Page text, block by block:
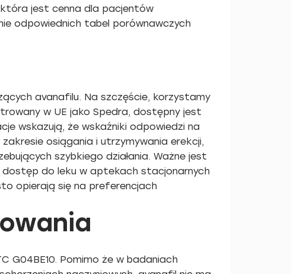
która jest cenna dla pacjentów
odpowiednich tabel porównawczych
avanafilu. Na szczęście, korzystamy
w UE jako Spedra, dostępny jest
wskazują, że wskaźniki odpowiedzi na
osiągania i utrzymywania erekcji,
szybkiego działania. Ważne jest
dostęp do leku w aptekach stacjonarnych
opierają się na preferencjach
G04BE10. Pomimo że w badaniach